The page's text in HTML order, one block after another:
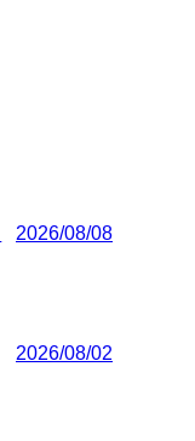
2026/08/08
2026/08/02